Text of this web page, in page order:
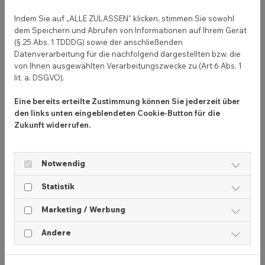
als Newsletter dienen kann, aber eher weniger
auffällt.
Vielmehr bieten große Anbieter wie Cleverreach,
Sendinblue oder auch Rapidmail ihren Service zu
speziell gestalteten Newslettern an. Wer darüber
hinaus nach einem umfangreichen Werkzeug für
noch weitere digitale Marketingmöglichkeiten
sucht, kann auf das
Unternehmen können auf bereits veröffentlichte
Inhalte zurückgreifen.
Newsletter automatisch
versenden: Wie funktioniert
das?
Indem Sie auf „ALLE ZULASSEN" klicken, stimmen Sie sowohl
dem Speichern und Abrufen von Informationen auf Ihrem Gerät
(§ 25 Abs. 1 TDDDG) sowie der anschließenden
Datenverarbeitung für die nachfolgend dargestellten bzw. die
von Ihnen ausgewählten Verarbeitungszwecke zu (Art 6 Abs. 1
lit. a. DSGVO).
Eine bereits erteilte Zustimmung können Sie jederzeit über
den links unten eingeblendeten Cookie-Button für die
Zukunft widerrufen.
Notwendig
Statistik
Marketing / Werbung
Andere